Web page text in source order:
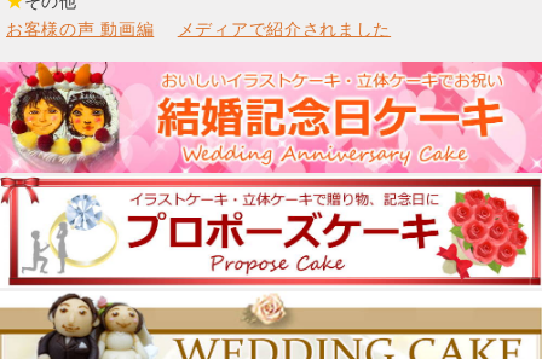
お客様の声 動画編
メディアで紹介されました